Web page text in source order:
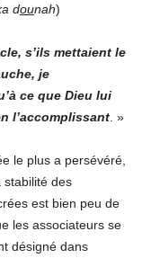
dounah)
s’ils mettaient le
je
ce que Dieu lui
l’accomplissant . »
le plus a persévéré,
stabilité des
est bien peu de
les associateurs se
désigné dans